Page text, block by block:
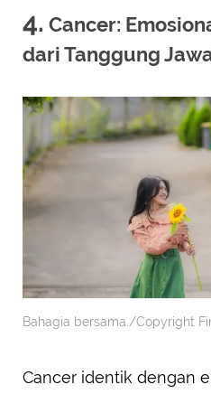
4. Cancer:
dari Tanggung
Bahagia bersama./Copyright
Cancer identik dengan